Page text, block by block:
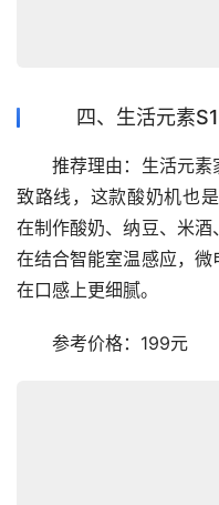
四、生活元素S1
推荐理由：生活元素
致路线，这款酸奶机也
在制作酸奶、纳豆、米酒
在结合智能室温感应，
在口感上更细腻。
参考价格：199元